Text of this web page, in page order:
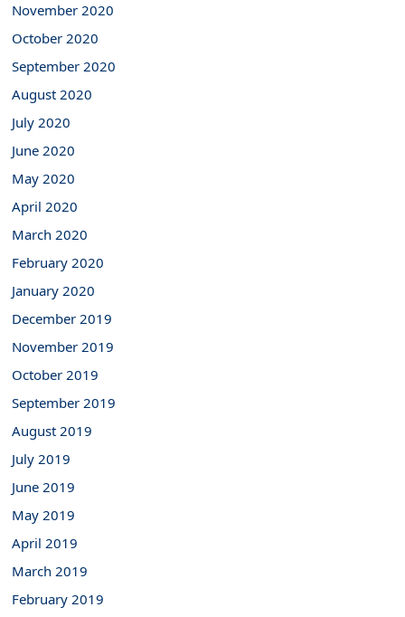
November 2020
October 2020
September 2020
August 2020
July 2020
June 2020
May 2020
April 2020
March 2020
February 2020
January 2020
December 2019
November 2019
October 2019
September 2019
August 2019
July 2019
June 2019
May 2019
April 2019
March 2019
February 2019